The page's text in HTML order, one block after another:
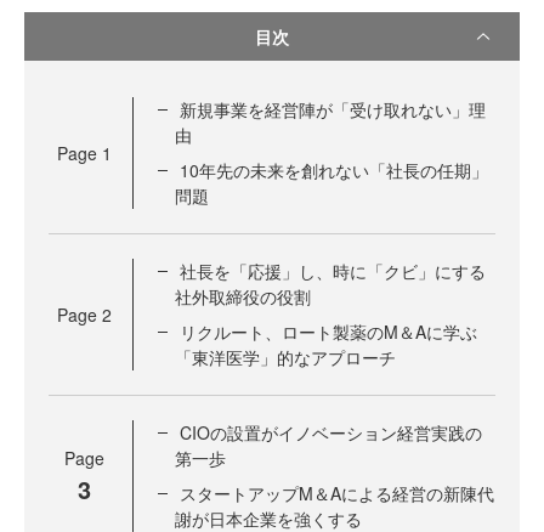
目次
Page 1
新規事業を経営陣が「受け取れない」理
由
10年先の未来を創れない「社長の任期」
問題
Page 2
社長を「応援」し、時に「クビ」にする
社外取締役の役割
リクルート、ロート製薬のM＆Aに学ぶ
「東洋医学」的なアプローチ
Page
3
CIOの設置がイノベーション経営実践の
第一歩
スタートアップM＆Aによる経営の新陳代
謝が日本企業を強くする